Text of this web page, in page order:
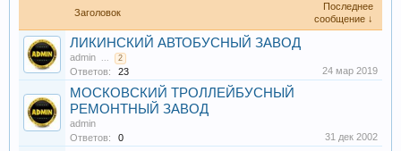
Заголовок
Последнее
сообщение ↓
ЛИКИНСКИЙ АВТОБУСНЫЙ ЗАВОД
admin ... 2
Ответов: 23 24 мар 2019
МОСКОВСКИЙ ТРОЛЛЕЙБУСНЫЙ
РЕМОНТНЫЙ ЗАВОД
admin
Ответов:
0 31 дек 2002